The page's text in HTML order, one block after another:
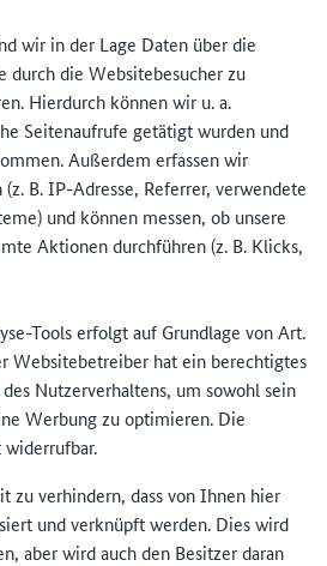
wir in der Lage Daten über die
durch die Websitebesucher zu
Hierdurch können wir u. a.
Seitenaufrufe getätigt wurden und
Außerdem erfassen wir
B. IP-Adresse, Referrer, verwendete
und können messen, ob unsere
Aktionen durchführen (z. B. Klicks,
Tools erfolgt auf Grundlage von Art.
Websitebetreiber hat ein berechtigtes
Nutzerverhaltens, um sowohl sein
Werbung zu optimieren. Die
zu verhindern, dass von Ihnen hier
und verknüpft werden. Dies wird
aber wird auch den Besitzer daran